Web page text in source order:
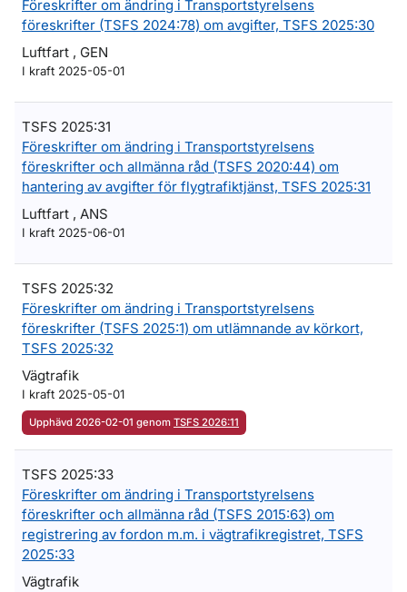
Föreskrifter om ändring i Transportstyrelsens
föreskrifter (TSFS 2024:78) om avgifter, TSFS 2025:30
Luftfart , GEN
I kraft 2025-05-01
TSFS 2025:31
Föreskrifter om ändring i Transportstyrelsens
föreskrifter och allmänna råd (TSFS 2020:44) om
hantering av avgifter för flygtrafiktjänst, TSFS 2025:31
Luftfart , ANS
I kraft 2025-06-01
TSFS 2025:32
Föreskrifter om ändring i Transportstyrelsens
föreskrifter (TSFS 2025:1) om utlämnande av körkort,
TSFS 2025:32
Vägtrafik
I kraft 2025-05-01
Upphävd 2026-02-01 genom TSFS 2026:11
TSFS 2025:33
Föreskrifter om ändring i Transportstyrelsens
föreskrifter och allmänna råd (TSFS 2015:63) om
registrering av fordon m.m. i vägtrafikregistret, TSFS
2025:33
Vägtrafik